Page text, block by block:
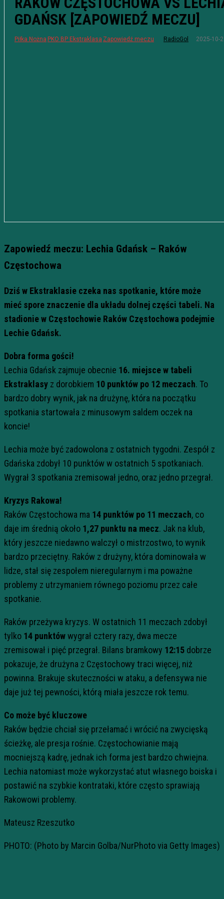
GDAŃSK [ZAPOWIEDŹ MECZU]
Piłka Nożna PKO BP Ekstraklasa Zapowiedź meczu RadioGol 2025-10-
Zapowiedź meczu: Lechia Gdańsk – Raków
Częstochowa
Dziś w Ekstraklasie czeka nas spotkanie, które może
mieć spore znaczenie dla układu dolnej części tabeli. Na
stadionie w Częstochowie Raków Częstochowa podejmie
Lechie Gdańsk.
Dobra forma gości!
Lechia Gdańsk zajmuje obecnie 16. miejsce w tabeli
Ekstraklasy z dorobkiem 10 punktów po 12 meczach. To
bardzo dobry wynik, jak na drużynę, która na początku
spotkania startowała z minusowym saldem oczek na
koncie!
Lechia może być zadowolona z ostatnich tygodni. Zespół z
Gdańska zdobył 10 punktów w ostatnich 5 spotkaniach.
Wygrał 3 spotkania zremisował jedno, oraz jedno przegrał.
Kryzys Rakowa!
Raków Częstochowa ma 14 punktów po 11 meczach, co
daje im średnią około 1,27 punktu na mecz. Jak na klub,
który jeszcze niedawno walczył o mistrzostwo, to wynik
bardzo przeciętny. Raków z drużyny, która dominowała w
lidze, stał się zespołem nieregularnym i ma poważne
problemy z utrzymaniem równego poziomu przez całe
spotkanie.
Raków przeżywa kryzys. W ostatnich 11 meczach zdobył
tylko 14 punktówwygrał cztery razy, dwa mecze
zremisował i pięć przegrał. Bilans bramkowy 12:15 dobrze
pokazuje, że drużyna z Częstochowy traci więcej, niż
powinna. Brakuje skuteczności w ataku, a defensywa nie
daje już tej pewności, którą miała jeszcze rok temu.
Co może być kluczowe
Raków będzie chciał się przełamać i wrócić na zwycięską
ścieżkę, ale presja rośnie. Częstochowianie mają
mocniejszą kadrę, jednak ich forma jest bardzo chwiejna.
Lechia natomiast może wykorzystać atut własnego boiska i
postawić na szybkie kontrataki, które często sprawiają
Rakowowi problemy.
Mateusz Rzeszutko
PHOTO: (Photo by Marcin Golba/NurPhoto via Getty Images)